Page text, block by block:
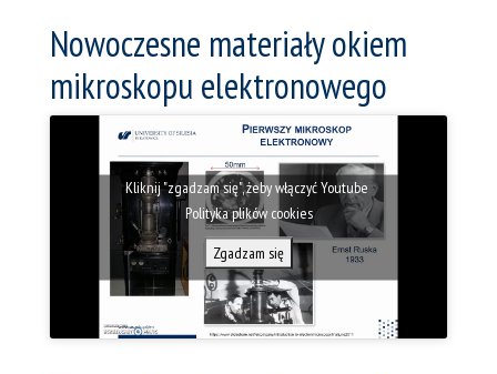
Nowoczesne materiały okiem
mikroskopu elektronowego
Kliknij "zgadzam się", żeby włączyć Youtube
Polityka plików cookies
Zgadzam się